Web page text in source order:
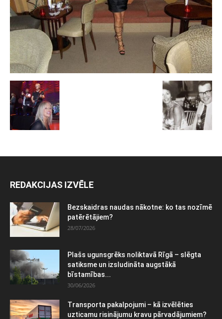
REDAKCIJAS IZVĒLE
Bezskaidras naudas nākotne: ko tas nozīmē
patērētājiem?
28/07/2026
Plašs ugunsgrēks noliktavā Rīgā – slēgta
satiksme un izsludināta augstākā
bīstamības...
30/06/2026
Transporta pakalpojumi – kā izvēlēties
uzticamu risinājumu kravu pārvadājumiem?